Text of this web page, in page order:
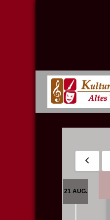
21 AUG.